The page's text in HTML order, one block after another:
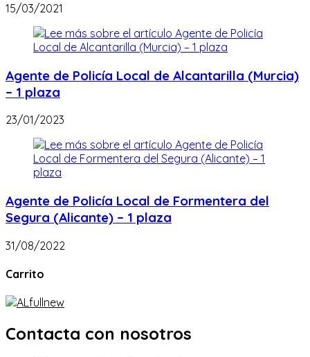
15/03/2021
Agente de Policía Local de Alcantarilla (Murcia)
– 1 plaza
23/01/2023
Agente de Policía Local de Formentera del
Segura (Alicante) – 1 plaza
31/08/2022
Carrito
Contacta con nosotros